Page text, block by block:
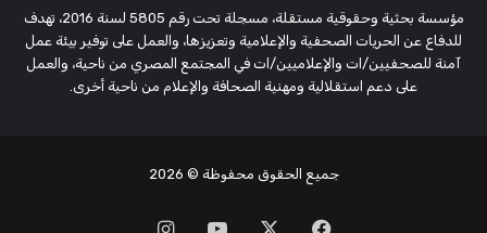
مؤسسة بحثية وحقوقية مستقلة، مسجلة تحت رقم 5805 لسنة 2016، تهدف
للدفاع عن الحريات الصحفية والإعلامية وتعزيزها، والعمل على توفير بيئة عمل
آمنة للصحفيين/ات والإعلاميين/ات في المجتمع المصري من ناحية، والعمل
على دعم استقلالية ومهنية الصحافة والإعلام من ناحية أخرى.
جميع الحقوق محفوظة © 2026